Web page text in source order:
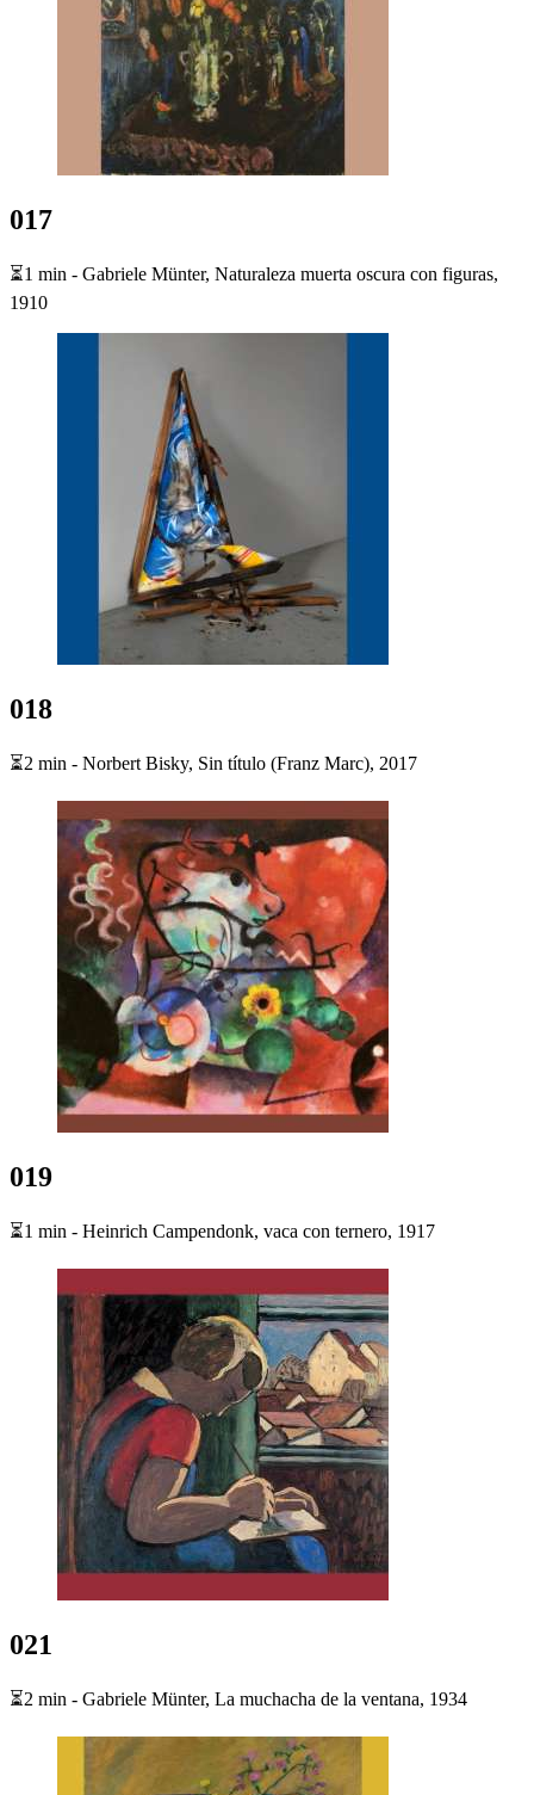
017
⏳1 min - Gabriele Münter, Naturaleza muerta oscura con figuras,
1910
018
⏳2 min - Norbert Bisky, Sin título (Franz Marc), 2017
019
⏳1 min - Heinrich Campendonk, vaca con ternero, 1917
021
⏳2 min - Gabriele Münter, La muchacha de la ventana, 1934